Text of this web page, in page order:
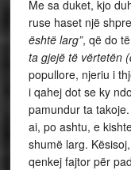
Me sa duket, kjo
ruse haset një
është larg”, që do
ta gjejë të vërtetën
popullore, njeriu i
i qahej dot se ky
pamundur ta
ai, po ashtu, e
shumë larg.
qenkej fajtor për